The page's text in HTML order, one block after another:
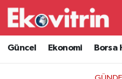
Güncel Ekonomi Borsa
Güncel
Ekonomi
Hava Durumu
Trafik Durumu